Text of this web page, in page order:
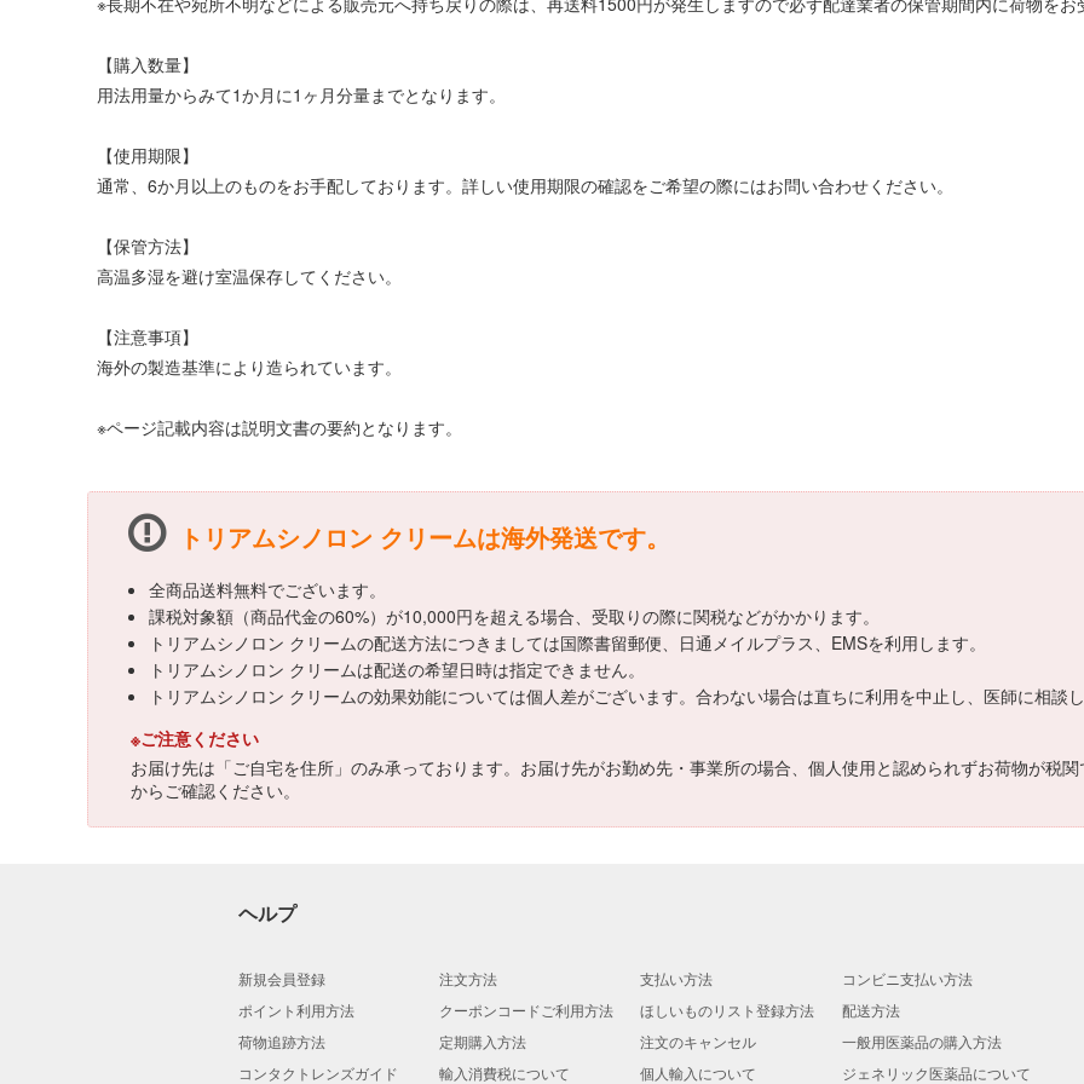
【購入数量】
用法用量からみて1か月に1ヶ月分量までとなります。
【使用期限】
通常、6か月以上のものをお手配しております。詳しい使用期限の確認をご希望の際にはお問い合わせください。
【保管方法】
高温多湿を避け室温保存してください。
【注意事項】
海外の製造基準により造られています。
※ページ記載内容は説明文書の要約となります。
トリアムシノロン クリームは海外発送です。
全商品送料無料でございます。
課税対象額（商品代金の60%）が10,000円を超える場合、受取りの際に関税などがかかります。
トリアムシノロン クリームの配送方法につきましては国際書留郵便、日通メイルプラス、EMSを利用します。
トリアムシノロン クリームは配送の希望日時は指定できません。
トリアムシノロン クリームの効果効能については個人差がございます。合わない場合は直ちに利用を中止し、医師に相談し
※ご注意ください
お届け先は「ご自宅を住所」のみ承っております。お届け先がお勤め先・事業所の場合、個人使用と認められずお荷物が税
からご確認ください。
ヘルプ
新規会員登録 注文方法 支払い方法
コンビニ支払い方法
ポイント利用方法
クーポンコードご利用方法 ほしいものリスト登録方法
配送方法
荷物追跡方法
定期購入方法 注文のキャンセル
一般用医薬品の購入方法
コンタクトレンズガイド
輸入消費税について 個人輸入について ジェネリック医薬品について